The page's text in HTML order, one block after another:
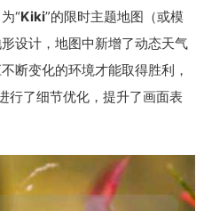
“Kiki”的限时主题地图（或模
设计，地图中新增了动态天气
断变化的环境才能取得胜利，
行了细节优化，提升了画面表